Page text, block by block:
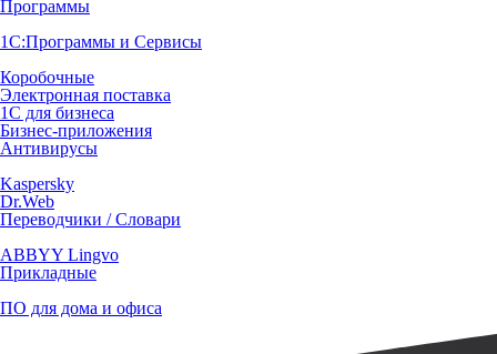
Программы
1С:Программы и Сервисы
Коробочные
Электронная поставка
1С для бизнеса
Бизнес-приложения
Антивирусы
Kaspersky
Dr.Web
Переводчики / Словари
ABBYY Lingvo
Прикладные
ПО для дома и офиса